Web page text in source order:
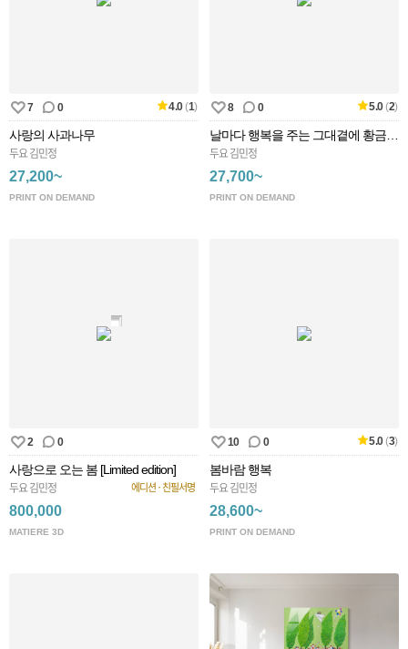
7 0 4.0(1)
사랑의 사과나무
두요 김민정
27,200~
PRINT ON DEMAND
8 0 5.0(2)
두요 김민정
27,700~
PRINT ON DEMAND
2 0
사랑으로 오는 봄 [Limited edition]
두요 김민정
에디션 · 친필서명
800,000
MATIERE 3D
10 0 5.0(3)
봄바람 행복
두요 김민정
28,600~
PRINT ON DEMAND